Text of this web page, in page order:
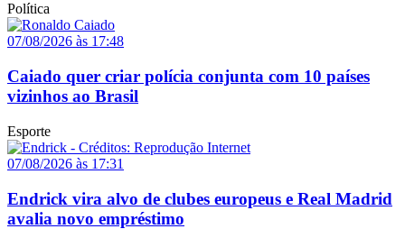
Política
07/08/2026 às 17:48
Caiado quer criar polícia conjunta com 10 países
vizinhos ao Brasil
Esporte
07/08/2026 às 17:31
Endrick vira alvo de clubes europeus e Real Madrid
avalia novo empréstimo